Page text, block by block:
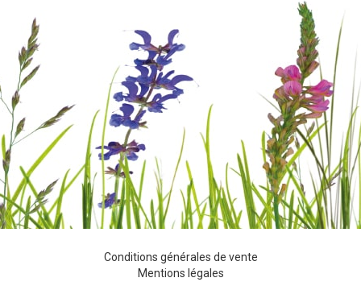
Conditions générales de vente
Mentions légales